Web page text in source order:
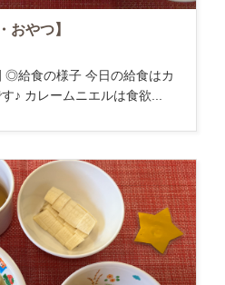
おやつ】
◎給食の様子 今日の給食はカ
♪ カレームニエルは食欲...